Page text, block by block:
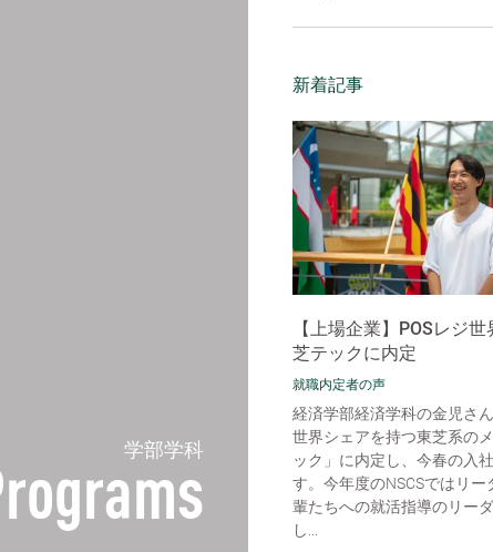
学部学科
新着記事
【上場企業】POSレジ
芝テックに内定
就職内定者の声
経済学部経済学科の金児さ
世界シェアを持つ東芝系の
ック」に内定し、今春の入
す。今年度のNSCSではリー
輩たちへの就活指導のリー
し...